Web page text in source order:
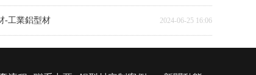
-工業鋁型材 2024-06-25 16:06